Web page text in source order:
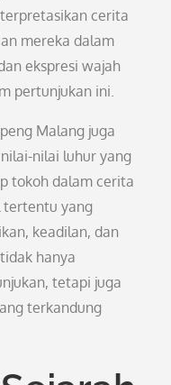
cerita
mereka dalam
ekspresi wajah
pertunjukan ini.
Malang juga
nilai luhur yang
tokoh dalam cerita
tertentu yang
keadilan, dan
hanya
tetapi juga
terkandung